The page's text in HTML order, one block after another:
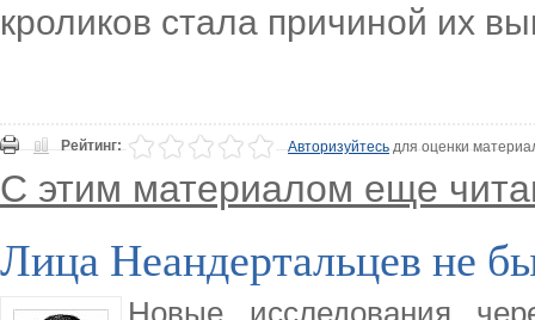
кроликов стала причиной их
Рейтинг: Авторизуйтесьдля оценки
С этим материалом еще
Лица Неандертальцев не
Новые исследования